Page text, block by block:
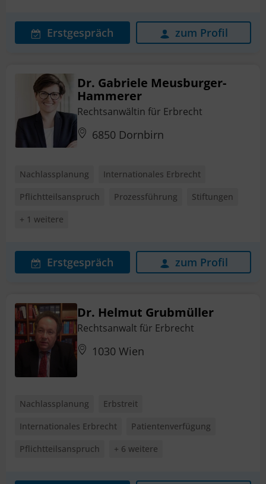
Erstgespräch zum Profil
Dr. Gabriele Meusburger-
Hammerer
Rechtsanwältin für Erbrecht
6850 Dornbirn
Nachlassplanung
Internationales Erbrecht
Pflichtteilsanspruch
Prozessführung
Stiftungen
+ 1 weitere
Erstgespräch zum Profil
Dr. Helmut Grubmüller
Rechtsanwalt für Erbrecht
1030 Wien
Nachlassplanung
Erbstreit
Internationales Erbrecht
Patientenverfügung
Pflichtteilsanspruch
+ 6 weitere